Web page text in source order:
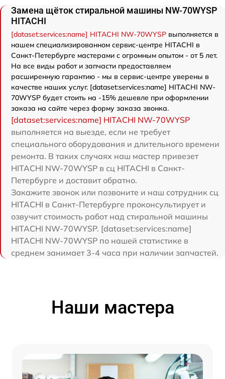
Замена щёток стиральной машины NW-70WYSP
HITACHI
[dataset:services:name] HITACHI NW-70WYSP выполняется в
нашем специализированном сервис-центре HITACHI в
Санкт-Петербурге мастерами с огромным опытом - от 5 лет.
На все виды работ и запчасти предоставляем
расширенную гарантию - мы в сервис-центре уверены в
качестве наших услуг. [dataset:services:name] HITACHI NW-
70WYSP будет стоить на -15% дешевле при оформлении
заказа на сайте через форму заказа звонка.
[dataset:services:name] HITACHI NW-70WYSP
выполняется на выезде, если не требует
специального оборудования и длительного времени
ремонта. В таких случаях наш мастер привезет
HITACHI NW-70WYSP в сц HITACHI в Санкт-
Петербурге и доставит обратно.
Закажите звонок или позвоните и наш сотрудник сц
HITACHI в Санкт-Петербурге проконсультирует и
озвучит стоимость работ над стиральной машины
HITACHI NW-70WYSP. [dataset:services:name]
HITACHI NW-70WYSP по нашей статистике в
среднем занимает 3-4 часа при наличии запчастей.
Наши мастера